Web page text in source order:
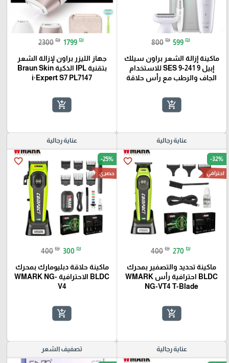
800 ₪ 599 ₪
ماكينة إزالة الشعر براون سيلك
إبيل 9 SES 9-241 للاستخدام
الجاف والرطب مع رأس حلاقة
add_shopping_cart
2300 ₪ 1799 ₪
جهاز الليزر براون لإزالة الشعر
بتقنية IPL الذكية Braun Skin
i·Expert S7 PL7147
add_shopping_cart
عناية رجالية
favorite_border -32%
احترافي
400 ₪ 270 ₪
ماكينة تحديد والتصفير بمحرك
BLDC احترافية رأس WMARK
NG-VT4 T-Blade
add_shopping_cart
عناية رجالية
favorite_border -25%
حصري
400 ₪ 300 ₪
ماكينة حلاقة دبليومارك بمحرك
BLDC الاحترافية WMARK NG-
V4
add_shopping_cart
عناية رجالية تصفيف الشعر